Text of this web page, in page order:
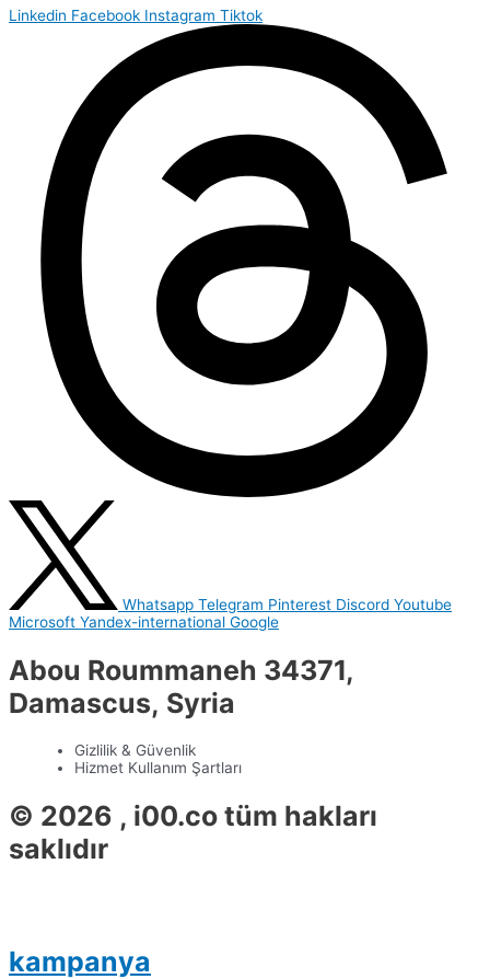
Linkedin Facebook Instagram Tiktok
Whatsapp Telegram Pinterest Discord Youtube
Microsoft Yandex-international Google
Abou Roummaneh 34371,
Damascus, Syria
Gizlilik & Güvenlik
Hizmet Kullanım Şartları
© 2026 , i00.co tüm hakları
saklıdır
kampanya